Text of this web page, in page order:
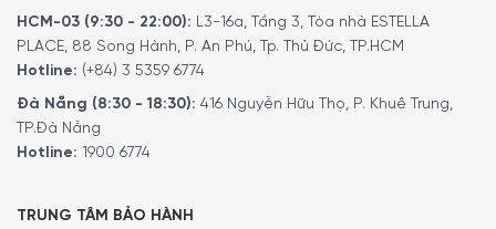
HCM-03 (9:30 - 22:00): L3-16a, Tầng 3, Tòa nhà ESTELLA
PLACE, 88 Song Hành, P. An Phú, Tp. Thủ Đức, TP.HCM
Hotline: (+84) 3 5359 6774
Đà Nẵng (8:30 - 18:30): 416 Nguyễn Hữu Thọ, P. Khuê Trung,
TP.Đà Nẵng
Hotline: 1900 6774
TRUNG TÂM BẢO HÀNH